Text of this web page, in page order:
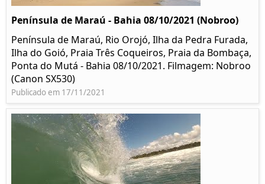
Península de Maraú - Bahia 08/10/2021 (Nobroo)
Península de Maraú, Rio Orojó, Ilha da Pedra Furada,
Ilha do Goió, Praia Três Coqueiros, Praia da Bombaça,
Ponta do Mutá - Bahia 08/10/2021. Filmagem: Nobroo
(Canon SX530)
Publicado em 17/11/2021